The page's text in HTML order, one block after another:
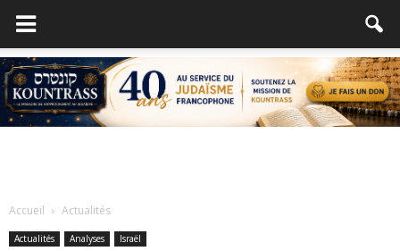
Accueil Actualités
Actualités Analyses Israël